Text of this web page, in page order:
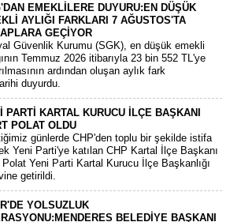
EMEKLİLERE DUYURU:EN DÜŞÜK
AYLIĞI FARKLARI 7 AĞUSTOS'TA
GEÇİYOR
Güvenlik Kurumu (SGK), en düşük emekli
Temmuz 2026 itibarıyla 23 bin 552 TL'ye
ardından oluşan aylık fark
duyurdu.
PARTİ KARTAL KURUCU İLÇE BAŞKANI
POLAT OLDU
günlerde CHP'den toplu bir şekilde istifa
Yeni Parti'ye katılan CHP Kartal İlçe Başkanı
Polat Yeni Parti Kartal Kurucu İlçe Başkanlığı
getirildi.
YOLSUZLUK
BELEDİYE BAŞKANI